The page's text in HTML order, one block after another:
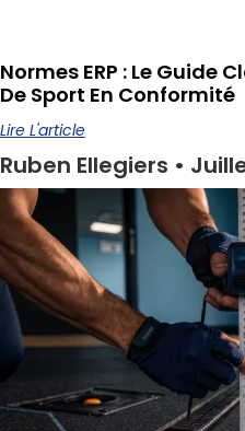
Normes ERP : Le Guide
De Sport En Conformité
Lire L'article
Ruben Ellegiers